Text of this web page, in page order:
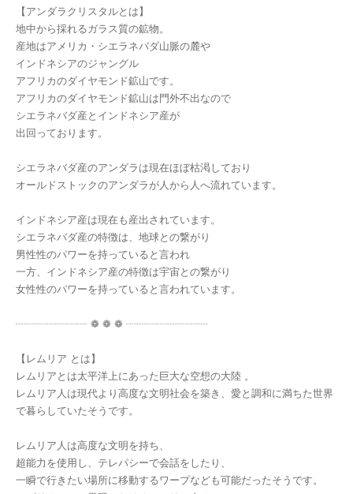
【アンダラクリスタルとは】
地中から採れるガラス質の鉱物。
産地はアメリカ・シエラネバダ山脈の麓や
インドネシアのジャングル
アフリカのダイヤモンド鉱山です。
アフリカのダイヤモンド鉱山は門外不出なので
シエラネバダ産とインドネシア産が
出回っております。
シエラネバダ産のアンダラは現在ほぼ枯渇しており
オールドストックのアンダラが人から人へ流れています。
インドネシア産は現在も産出されています。
シエラネバダ産の特徴は、地球との繋がり
男性性のパワーを持っていると言われ
一方、インドネシア産の特徴は宇宙との繋がり
女性性のパワーを持っていると言われています。
┈┈┈┈┈┈┈ ❁ ❁ ❁ ┈┈┈┈┈┈┈┈
【レムリア とは】
レムリアとは太平洋上にあった巨大な空想の大陸 。
レムリア人は現代より高度な文明社会を築き、愛と調和に満ちた世界
で暮らしていたそうです。
レムリア人は高度な文明を持ち、
超能力を使用し、テレパシーで会話をしたり、
一瞬で行きたい場所に移動するワープなども可能だったそうです。